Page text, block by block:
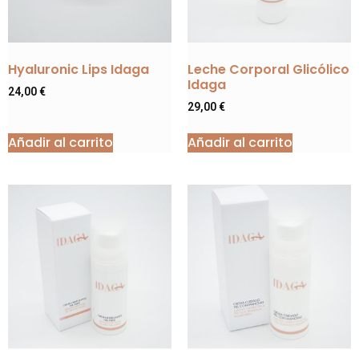
Hyaluronic Lips Idaga
24,00€
Añadir al carrito
Leche Corporal Glicólico
Idaga
29,00€
Añadir al carrito